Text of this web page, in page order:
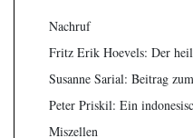
Nachruf
Fritz Erik Hoevels: Der
Susanne Sarial: Beitrag
Peter Priskil: Ein
Miszellen